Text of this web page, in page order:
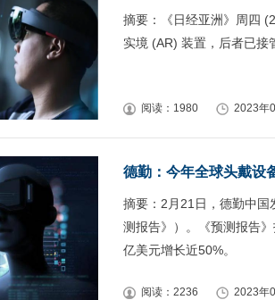
摘要：《日经亚洲》周四
实境 (AR) 装置，后者已
阅读：1980 2023年
德勤：今年全球头戴设
摘要：2月21日，德勤中
测报告》）。《预测报告
亿美元增长近50%。
阅读：2236 2023年